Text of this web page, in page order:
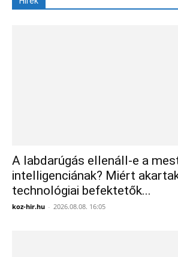
A labdarúgás ellenáll-e a
intelligenciának? Miért
technológiai befektetők...
koz-hir.hu - 2026.08.08. 16:05